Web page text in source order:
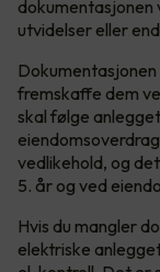
utvidelser eller
fremskaffe dem
skal følge
vedlikehold, og
5. år og ved
Hvis du mangler
elektriske